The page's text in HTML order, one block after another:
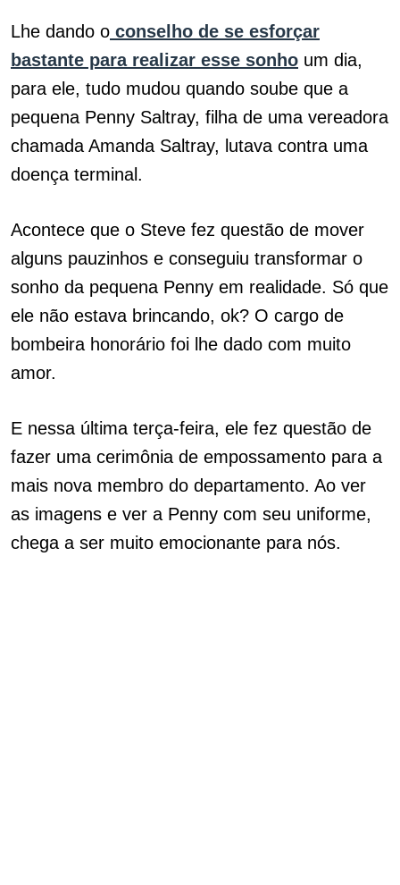
Lhe dando o conselho de se esforçar
bastante para realizar esse sonho um dia,
para ele, tudo mudou quando soube que a
pequena Penny Saltray, filha de uma vereadora
chamada Amanda Saltray, lutava contra uma
doença terminal.
Acontece que o Steve fez questão de mover
alguns pauzinhos e conseguiu transformar o
sonho da pequena Penny em realidade. Só que
ele não estava brincando, ok? O cargo de
bombeira honorário foi lhe dado com muito
amor.
E nessa última terça-feira, ele fez questão de
fazer uma cerimônia de empossamento para a
mais nova membro do departamento. Ao ver
as imagens e ver a Penny com seu uniforme,
chega a ser muito emocionante para nós.